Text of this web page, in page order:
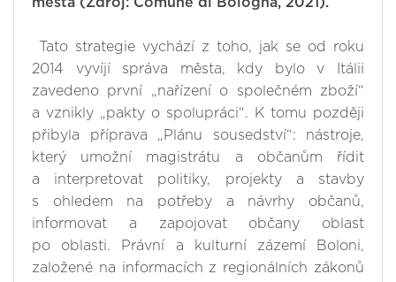
města (Zdroj: Comune di Bologna, 2021).
Tato strategie vychází z toho, jak se od roku
2014 vyvíjí správa města, kdy bylo v Itálii
zavedeno první „nařízení o společném zboží“
a vznikly „pakty o spolupráci“. K tomu později
přibyla příprava „Plánu sousedství“: nástroje,
který umožní magistrátu a občanům řídit
a interpretovat politiky, projekty a stavby
s ohledem na potřeby a návrhy občanů,
informovat a zapojovat občany oblast
po oblasti. Právní a kulturní zázemí Boloni,
založené na informacích z regionálních zákonů